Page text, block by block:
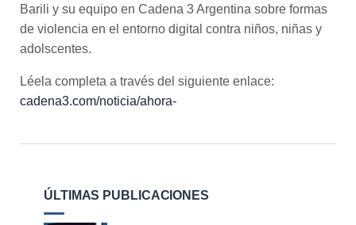
Barili y su equipo en Cadena 3 Argentina sobre formas
de violencia en el entorno digital contra niños, niñas y
adolscentes.
Léela completa a través del siguiente enlace:
cadena3.com/noticia/ahora-
ÚLTIMAS PUBLICACIONES